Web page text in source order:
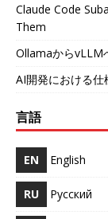
Claude Code
Them
OllamaからvLLM
AI開発における
言語
EN English
RU Русский